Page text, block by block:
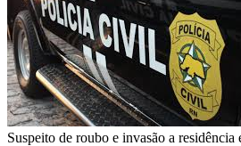
Suspeito de roubo e invasão a